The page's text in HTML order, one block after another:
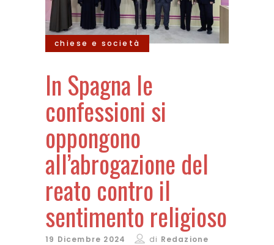
chiese e società
In Spagna le
confessioni si
oppongono
all’abrogazione del
reato contro il
sentimento religioso
19 Dicembre 2024 di Redazione